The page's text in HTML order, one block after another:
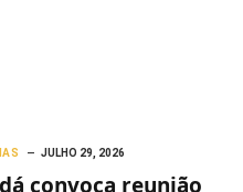
JULHO 29, 2026
convoca reunião